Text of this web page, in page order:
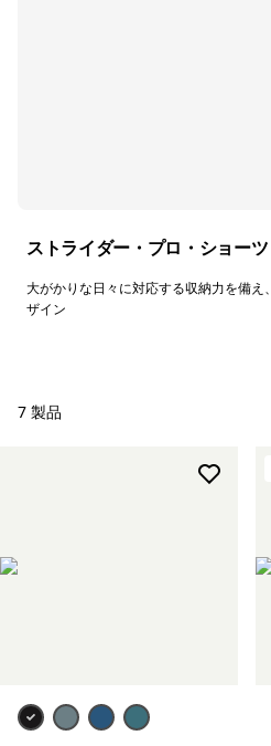
ストライダー・プロ・ショーツ
大がかりな日々に対応する収納力を備え
ザイン
7 製品